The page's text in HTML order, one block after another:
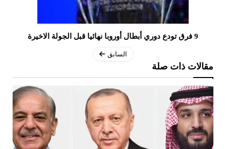
9 فرق تودع دوري أبطال أوروبا نهائيا قبل الجولة الاخيرة
السابق
مقالات ذات صلة